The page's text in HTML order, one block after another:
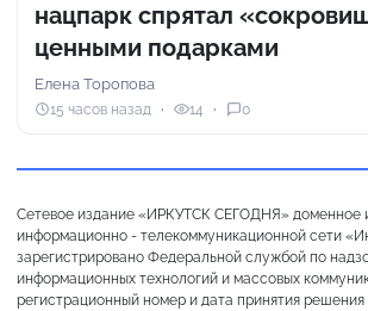
нацпарк спрятал
ценными подарками
Елена Торопова
15 часов назад 14 0
Сетевое издание «ИРКУТСК СЕГОДНЯ» доменное
информационно - телекоммуникационной сети
зарегистрировано Федеральной службой по
информационных технологий и массовых
регистрационный номер и дата принятия решения